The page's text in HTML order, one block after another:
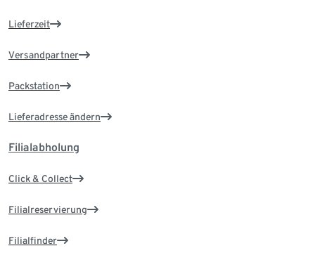
Lieferzeit
Versandpartner
Packstation
Lieferadresse ändern
Filialabholung
Click & Collect
Filialreservierung
Filialfinder